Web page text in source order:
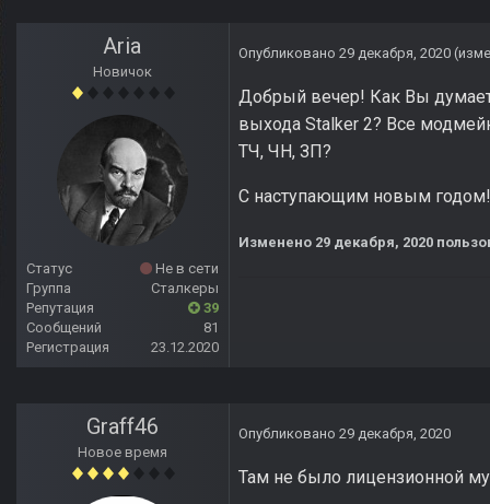
Aria
Новичок
Статус
Не в сети
Группа
Сталкеры
Репутация
39
Сообщений
81
Регистрация
23.12.2020
Опубликовано 29 декабря, 2020
Добрый вечер! Как Вы
выхода Stalker 2? Все
ТЧ, ЧН, ЗП?
С наступающим новым
Изменено 29 декабря, 2020
Graff46
Новое время
Опубликовано 29 декабря, 2020
Там не было лицензионной